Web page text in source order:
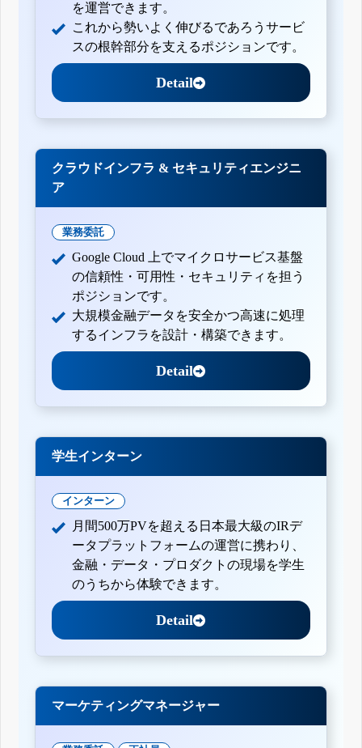
を運営できます。
これから勢いよく伸びるであろうサービ
スの根幹部分を支えるポジションです。
Detail
クラウドインフラ & セキュリティエンジニ
ア
業務委託
Google Cloud 上でマイクロサービス基盤
の信頼性・可用性・セキュリティを担う
ポジションです。
大規模金融データを安全かつ高速に処理
するインフラを設計・構築できます。
Detail
学生インターン
インターン
月間500万PVを超える日本最大級のIRデ
ータプラットフォームの運営に携わり、
金融・データ・プロダクトの現場を学生
のうちから体験できます。
Detail
マーケティングマネージャー